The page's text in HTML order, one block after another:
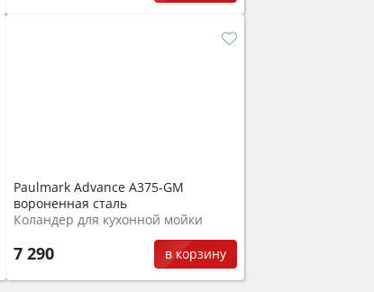
Paulmark Advance A375-GM
вороненная сталь
Коландер для кухонной мойки
7 290 в корзину